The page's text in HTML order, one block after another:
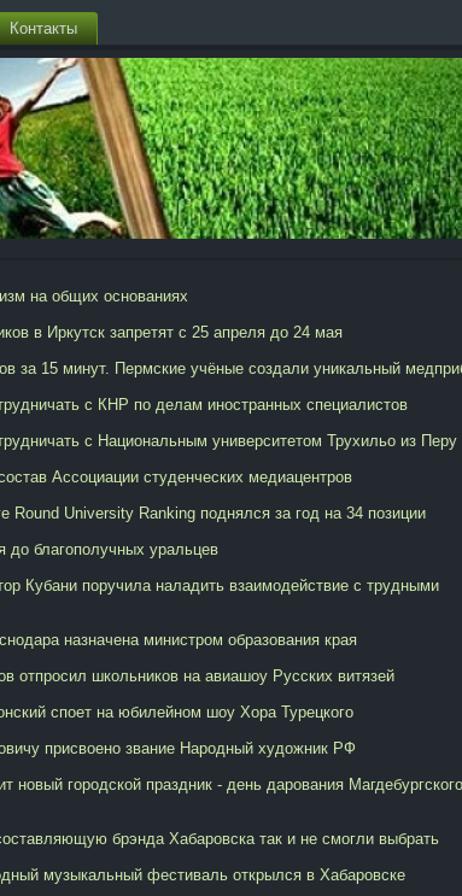
Контакты
на общих основаниях
в Иркутск запретят с 25 апреля до 24 мая
за 15 минут. Пермские учёные создали уникальный
с КНР по делам иностранных специалистов
с Национальным университетом Трухильо из Перу
Ассоциации студенческих медиацентров
Round University Ranking поднялся за год на 34 позиции
до благополучных уральцев
Кубани поручила наладить взаимодействие с трудными
назначена министром образования края
отпросил школьников на авиашоу Русских витязей
споет на юбилейном шоу Хора Турецкого
присвоено звание Народный художник РФ
новый городской праздник - день дарования Магдебургского
брэнда Хабаровска так и не смогли выбрать
музыкальный фестиваль открылся в Хабаровске